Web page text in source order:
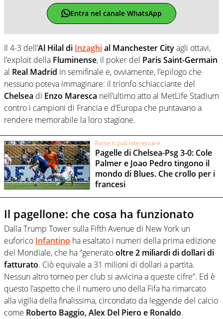
Entra nel canale WhatsApp
Il 4-3 dell’Al Hilal di Inzaghial Manchester Cityagli ottavi,
l’exploit della Fluminense, il poker del Paris Saint-Germain
al Real Madrid in semifinale e, ovviamente, l’epilogo che
nessuno poteva immaginare: il trionfo schiacciante del
Chelsea di Enzo Maresca nell’ultimo atto al MetLife Stadium
contro i campioni di Francia e d’Europa che puntavano a
rendere memorabile la loro stagione.
Forse ti può interessare
Pagelle di Chelsea-Psg 3-0: Cole
Palmer e Joao Pedro tingono il
mondo di Blues. Che crollo per i
francesi
Il pagellone: che cosa ha funzionato
Dalla Trump Tower sulla Fifth Avenue di New York un
euforico Infantino ha esaltato i numeri della prima edizione
del Mondiale, che ha “generatooltre 2 miliardi di dollari di
fatturato. Ciò equivale a 31 milioni di dollari a partita.
Nessun altro torneo per club si avvicina a queste cifre”. Ed è
questo l’aspetto che il numero uno della Fifa ha rimarcato
alla vigilia della finalissima, circondato da leggende del calcio
come Roberto Baggio, Alex Del Piero e Ronaldo.